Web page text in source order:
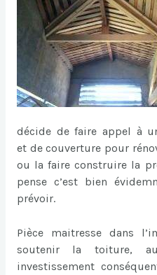
décide de faire appel à
et de couverture pour
ou la faire construire la
pense c’est bien
prévoir.
Pièce maitresse dans
soutenir la toiture,
investissement